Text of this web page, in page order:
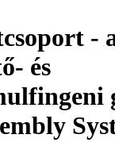
-
és